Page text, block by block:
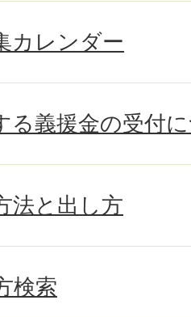
カレンダー
る義援金の受付
法と出し方
検索